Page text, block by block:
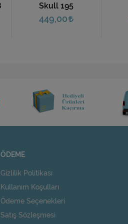
Cat 133
449,00
ÖDEME
Gizlilik Politikası
Kullanım Koşulları
Ödeme Seçenekleri
Satış Sözleşmesi